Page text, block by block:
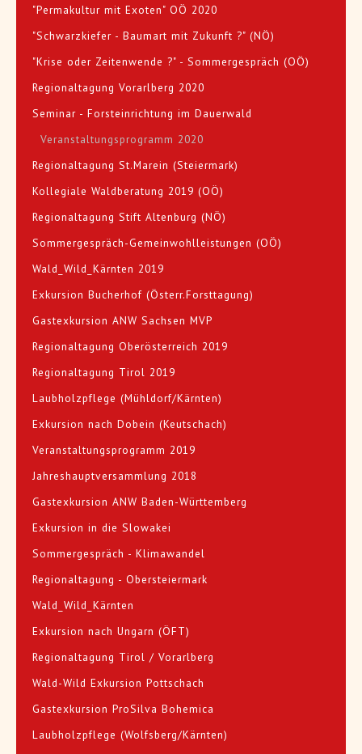
"Permakultur mit Exoten" OÖ 2020
"Schwarzkiefer - Baumart mit Zukunft ?" (NÖ)
"Krise oder Zeitenwende ?" - Sommergespräch (OÖ)
Regionaltagung Vorarlberg 2020
Seminar - Forsteinrichtung im Dauerwald
Veranstaltungsprogramm 2020
Regionaltagung St.Marein (Steiermark)
Kollegiale Waldberatung 2019 (OÖ)
Regionaltagung Stift Altenburg (NÖ)
Sommergespräch-Gemeinwohlleistungen (OÖ)
Wald_Wild_Kärnten 2019
Exkursion Bucherhof (Österr.Forsttagung)
Gastexkursion ANW Sachsen MVP
Regionaltagung Oberösterreich 2019
Regionaltagung Tirol 2019
Laubholzpflege (Mühldorf/Kärnten)
Exkursion nach Dobein (Keutschach)
Veranstaltungsprogramm 2019
Jahreshauptversammlung 2018
Gastexkursion ANW Baden-Württemberg
Exkursion in die Slowakei
Sommergespräch - Klimawandel
Regionaltagung - Obersteiermark
Wald_Wild_Kärnten
Exkursion nach Ungarn (ÖFT)
Regionaltagung Tirol / Vorarlberg
Wald-Wild Exkursion Pottschach
Gastexkursion ProSilva Bohemica
Laubholzpflege (Wolfsberg/Kärnten)